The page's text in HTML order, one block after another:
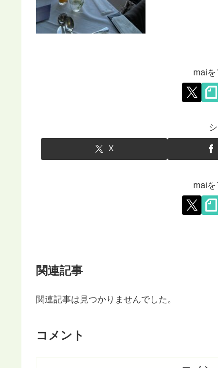
mai
X
mai
関連記事
関連記事は見つかりませんでした。
コメント